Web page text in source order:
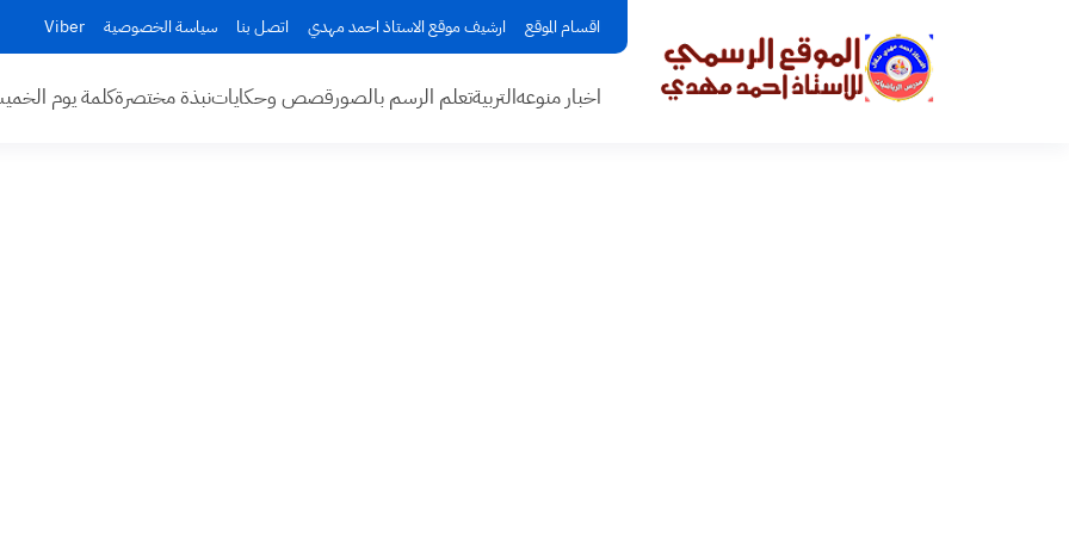
اقسام الموقع ارشيف موقع الاستاذ احمد مهدي اتصل بنا سياسة الخصوصية Viber
اخبار منوعهالتربيةتعلم الرسم بالصورقصص وحكاياتنبذة مختصرةكلمة يوم